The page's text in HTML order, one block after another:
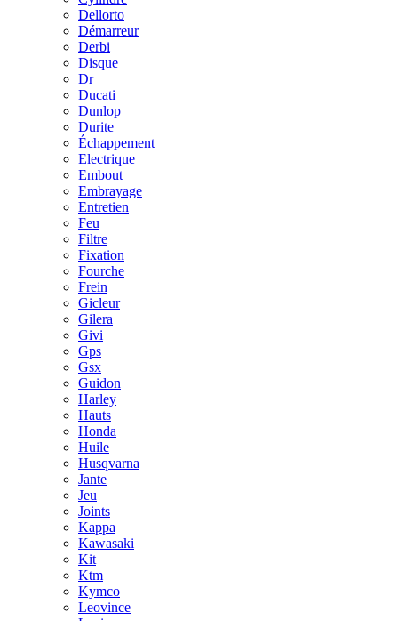
Dellorto
Démarreur
Derbi
Disque
Dr
Ducati
Dunlop
Durite
Échappement
Electrique
Embout
Embrayage
Entretien
Feu
Filtre
Fixation
Fourche
Frein
Gicleur
Gilera
Givi
Gps
Gsx
Guidon
Harley
Hauts
Honda
Huile
Husqvarna
Jante
Jeu
Joints
Kappa
Kawasaki
Kit
Ktm
Kymco
Leovince